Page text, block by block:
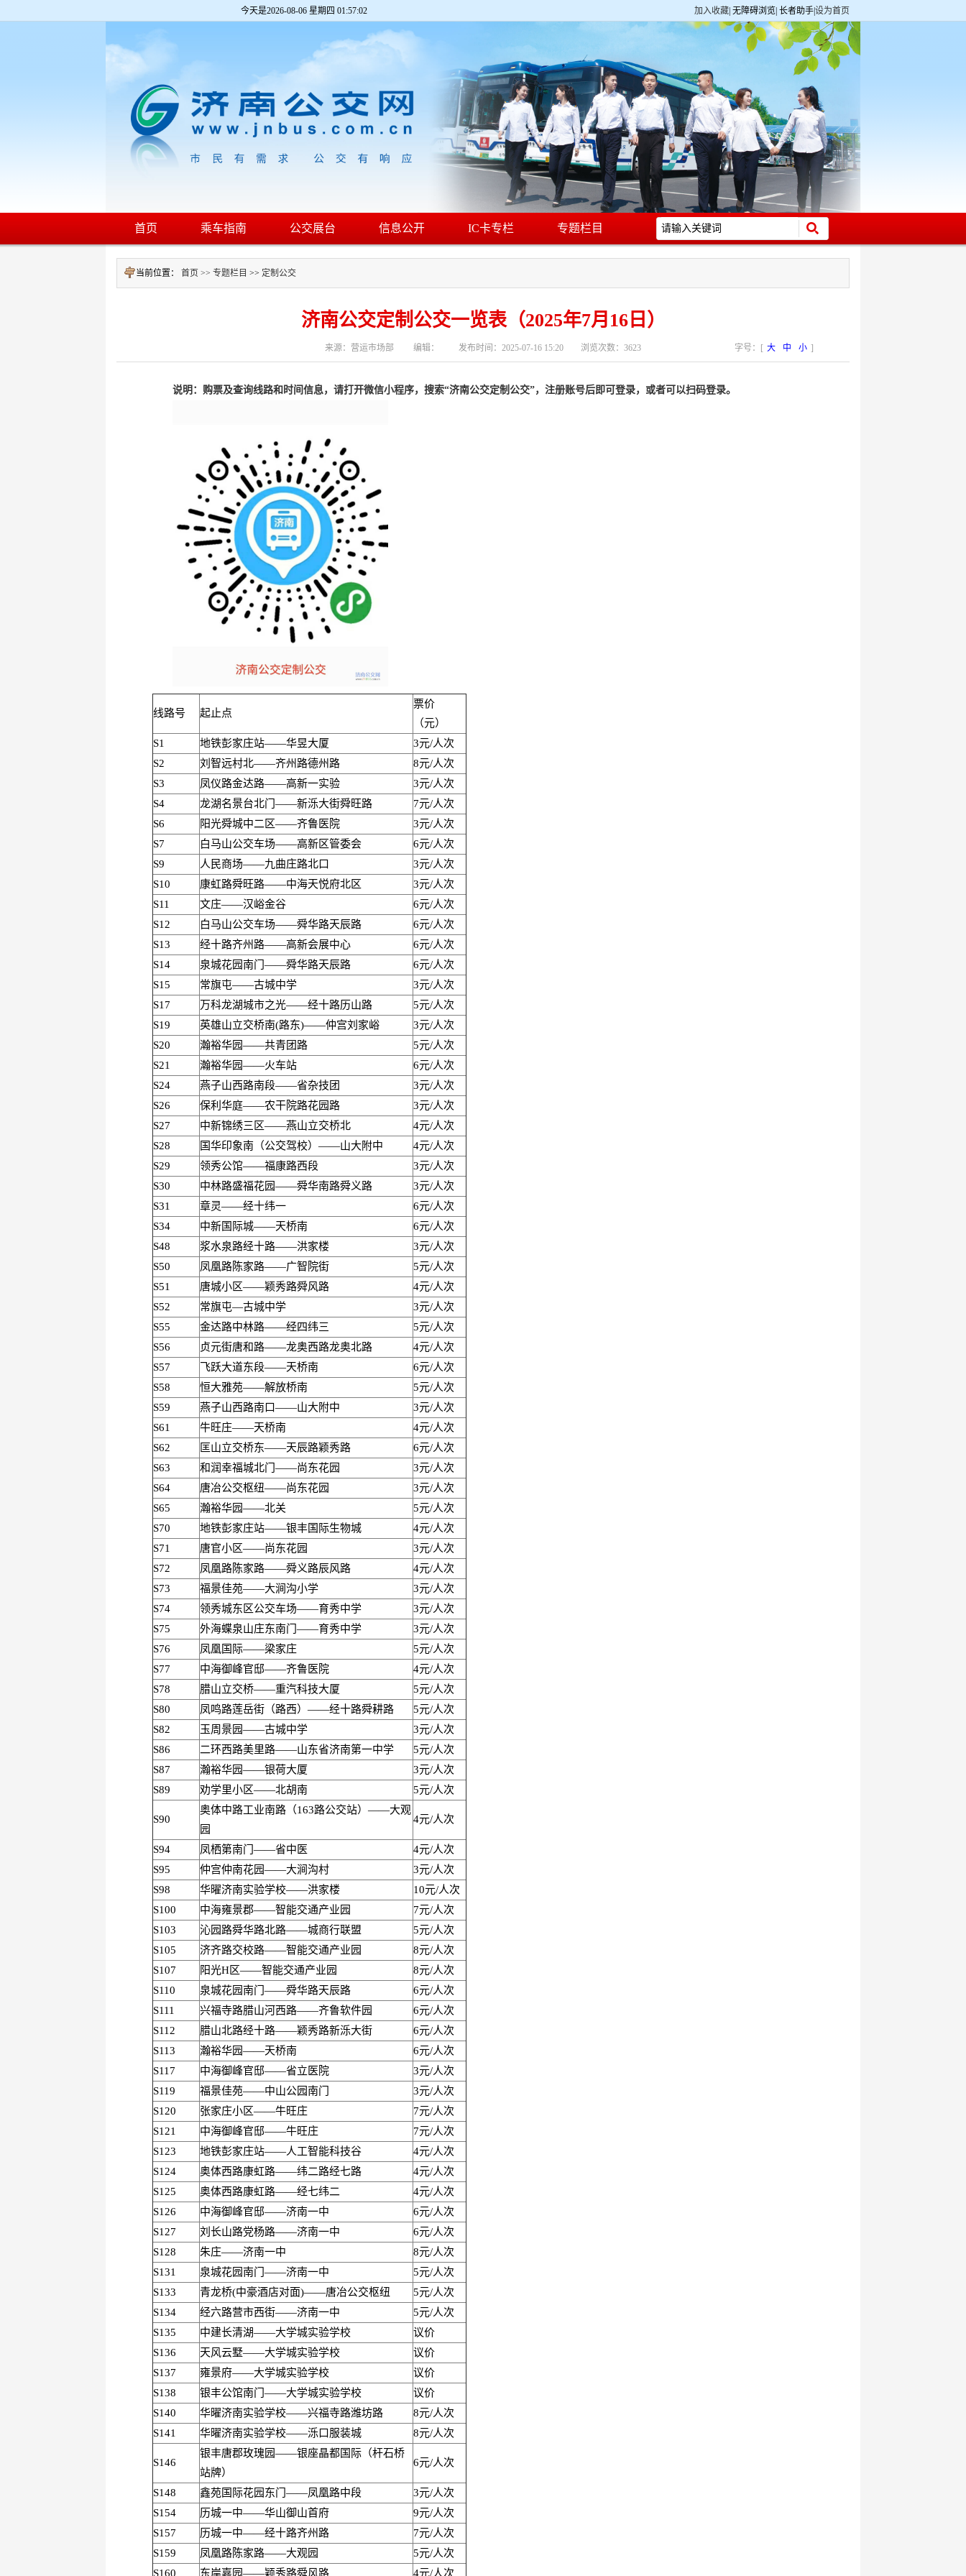
迎
作
今天是2026-08-06 星期四 01:57:03 加入收藏 无障碍浏览 长者助手设为首页
首页 乘车指南 公交展台 信息公开 IC卡专栏 专题栏目
当前位置： 首页 >> 专题栏目 >> 定制公交
济南公交定制公交一览表（2025年7月16日）
来源：营运市场部 编辑： 发布时间：2025-07-16 15:20 浏览次数：3623 字号：[ 大 中 小 ]
说明：购票及查询线路和时间信息，请打开微信小程序，搜索“济南公交定制公交”， 注册账号后即可登录，或者可以扫码登录。
线路号 起止点
票价
（元）
S1
地铁彭家庄站——华昱大厦
3元/人次
S2
刘智远村北——齐州路德州路
8元/人次
S3
凤仪路金达路——高新一实验
3元/人次
S4
龙湖名景台北门——新泺大街舜旺路
7元/人次
S6
阳光舜城中二区——齐鲁医院
3元/人次
S7
白马山公交车场——高新区管委会
6元/人次
S9
人民商场——九曲庄路北口
3元/人次
S10
康虹路舜旺路——中海天悦府北区
3元/人次
S11
文庄——汉峪金谷
6元/人次
S12
白马山公交车场——舜华路天辰路
6元/人次
S13
经十路齐州路——高新会展中心
6元/人次
S14
泉城花园南门——舜华路天辰路
6元/人次
S15
常旗屯——古城中学
3元/人次
S17
万科龙湖城市之光——经十路历山路
5元/人次
S19
英雄山立交桥南(路东)——仲宫刘家峪
3元/人次
S20
瀚裕华园——共青团路
5元/人次
S21
瀚裕华园——火车站
6元/人次
S24
燕子山西路南段——省杂技团
3元/人次
S26
保利华庭——农干院路花园路
3元/人次
S27
中新锦绣三区——燕山立交桥北
4元/人次
S28
国华印象南（公交驾校）——山大附中
4元/人次
S29
领秀公馆——福康路西段
3元/人次
S30
中林路盛福花园——舜华南路舜义路
3元/人次
S31
章灵——经十纬一
6元/人次
S34
中新国际城——天桥南
6元/人次
S48
浆水泉路经十路——洪家楼
3元/人次
S50
凤凰路陈家路——广智院街
5元/人次
S51
唐城小区——颖秀路舜风路
4元/人次
S52
常旗屯—古城中学
3元/人次
S55
金达路中林路——经四纬三
5元/人次
S56
贞元街唐和路——龙奥西路龙奥北路
4元/人次
S57
飞跃大道东段——天桥南
6元/人次
S58
恒大雅苑——解放桥南
5元/人次
S59
燕子山西路南口——山大附中
3元/人次
S61
牛旺庄——天桥南
4元/人次
S62
匡山立交桥东——天辰路颖秀路
6元/人次
S63
和润幸福城北门——尚东花园
3元/人次
S64
唐冶公交枢纽——尚东花园
3元/人次
S65
瀚裕华园——北关
5元/人次
S70
地铁彭家庄站——银丰国际生物城
4元/人次
S71
唐官小区——尚东花园
3元/人次
S72
凤凰路陈家路——舜义路辰风路
4元/人次
S73
福景佳苑——大涧沟小学
3元/人次
S74
领秀城东区公交车场——育秀中学
3元/人次
S75
外海蝶泉山庄东南门——育秀中学
3元/人次
S76
凤凰国际——梁家庄
5元/人次
S77
中海御峰官邸——齐鲁医院
4元/人次
S78
腊山立交桥——重汽科技大厦
5元/人次
S80
凤鸣路莲岳街（路西）——经十路舜耕路
5元/人次
S82
玉周景园——古城中学
3元/人次
S86
二环西路美里路——山东省济南第一中学
5元/人次
S87
瀚裕华园——银荷大厦
3元/人次
S89
劝学里小区——北胡南 5元/人次
S90
奥体中路工业南路（163路公交站）——大观
园
4元/人次
S94 凤栖第南门——省中医
4元/人次
S95
仲宫仲南花园——大涧沟村
3元/人次
S98
华曜济南实验学校——洪家楼
10元/人次
S100
中海雍景郡——智能交通产业园
7元/人次
S103
沁园路舜华路北路——城商行联盟
5元/人次
S105
济齐路交校路——智能交通产业园
8元/人次
S107
阳光H区——智能交通产业园
8元/人次
S110
泉城花园南门——舜华路天辰路
6元/人次
S111
兴福寺路腊山河西路——齐鲁软件园
6元/人次
S112
腊山北路经十路——颖秀路新泺大街
6元/人次
S113
瀚裕华园——天桥南
6元/人次
S117
中海御峰官邸——省立医院
3元/人次
S119
福景佳苑——中山公园南门
3元/人次
S120
张家庄小区——牛旺庄
7元/人次
S121
中海御峰官邸——牛旺庄
7元/人次
S123
地铁彭家庄站——人工智能科技谷
4元/人次
S124
奥体西路康虹路——纬二路经七路
4元/人次
S125
奥体西路康虹路——经七纬二
4元/人次
S126
中海御峰官邸——济南一中
6元/人次
S127
刘长山路党杨路——济南一中
6元/人次
S128
朱庄——济南一中
8元/人次
S131
泉城花园南门——济南一中
5元/人次
S133
青龙桥(中豪酒店对面)——唐冶公交枢纽
5元/人次
S134
经六路营市西街——济南一中
5元/人次
S135
中建长清湖——大学城实验学校
议价
S136
天风云墅——大学城实验学校
议价
S137
雍景府——大学城实验学校
议价
S138
银丰公馆南门——大学城实验学校
议价
S140
华曜济南实验学校——兴福寺路潍坊路
8元/人次
S141
华曜济南实验学校——泺口服装城 8元/人次
S146
银丰唐郡玫瑰园——银座晶都国际（杆石桥
站牌）
6元/人次
S148 鑫苑国际花园东门——凤凰路中段
3元/人次
S154
历城一中——华山御山首府
9元/人次
S157
历城一中——经十路齐州路
7元/人次
S159
凤凰路陈家路——大观园
5元/人次
S160
东岸嘉园——颖秀路舜风路 4元/人次